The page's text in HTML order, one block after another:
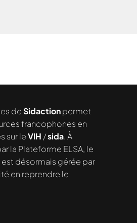
le contenu
deSidactionpermet
francophones en
sur leVIH /sida. À
la Plateforme ELSA, le
désormais gérée par
en reprendre le